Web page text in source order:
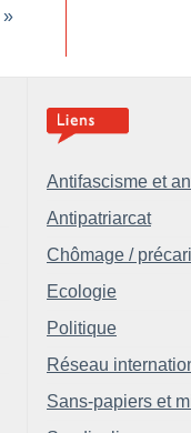
»
Antifascisme et
Antipatriarcat
Chômage /
Ecologie
Politique
Réseau
Sans-papiers et